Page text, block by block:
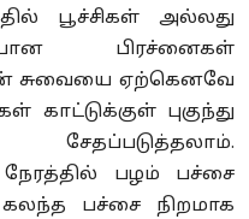
பூச்சிகள் அல்லது
பிரச்னைகள்
சுவையை ஏற்கெனவே
காட்டுக்குள் புகுந்து
நேரத்தில் பழம் பச்சை
பச்சை நிறமாக